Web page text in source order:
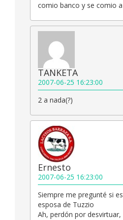
comio banco y se comio
TANKETA
2007-06-25 16:23:00
2 a nada(?)
Ernesto
2007-06-25 16:23:00
Siempre me pregunté si
esposa de Tuzzio
Ah, perdón por desvirtuar,